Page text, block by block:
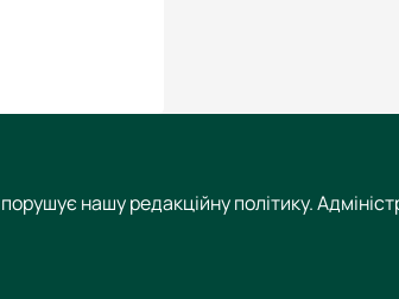
нашу редакційну політику.